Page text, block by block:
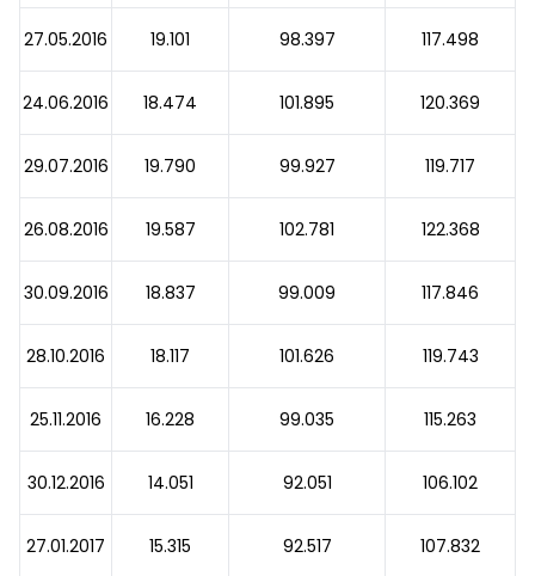
27.05.2016 19.101 98.397 117.498
24.06.2016 18.474 101.895 120.369
29.07.2016 19.790 99.927 119.717
26.08.2016 19.587 102.781 122.368
30.09.2016 18.837 99.009 117.846
28.10.2016 18.117 101.626 119.743
25.11.2016 16.228 99.035 115.263
30.12.2016 14.051 92.051 106.102
27.01.2017 15.315 92.517 107.832